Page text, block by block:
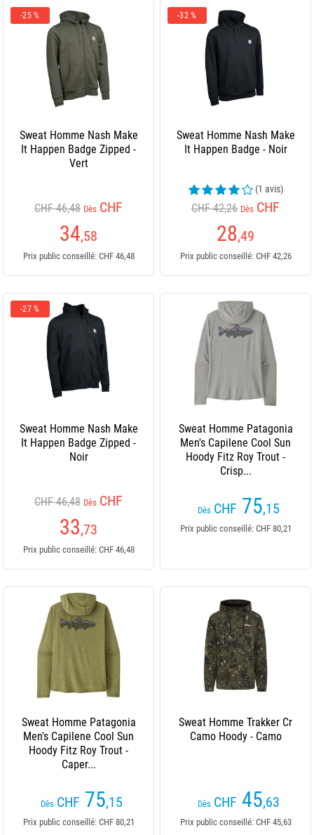
-25 %
Sweat Homme Nash Make
It Happen Badge Zipped -
Vert
CHF 46,48 Dès CHF
34,58
Prix public conseillé: CHF 46,48
-32 %
Sweat Homme Nash Make
It Happen Badge - Noir
(1 avis)
CHF 42,26 Dès CHF
28,49
Prix public conseillé: CHF 42,26
-27 %
Sweat Homme Nash Make
It Happen Badge Zipped -
Noir
CHF 46,48 Dès CHF
33,73
Prix public conseillé: CHF 46,48
Sweat Homme Patagonia
Men's Capilene Cool Sun
Hoody Fitz Roy Trout -
Crisp...
Dès CHF 75,15
Prix public conseillé: CHF 80,21
Sweat Homme Patagonia
Men's Capilene Cool Sun
Hoody Fitz Roy Trout -
Caper...
Dès CHF 75,15
Prix public conseillé: CHF 80,21
Sweat Homme Trakker Cr
Camo Hoody - Camo
Dès CHF 45,63
Prix public conseillé: CHF 45,63